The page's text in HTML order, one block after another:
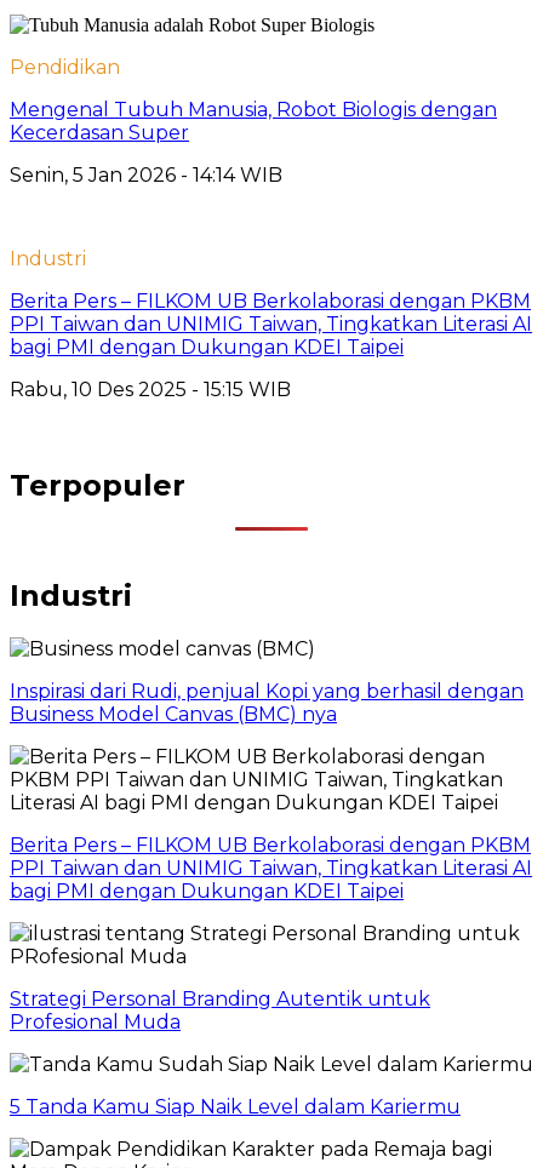
Pendidikan
Mengenal Tubuh Manusia, Robot Biologis dengan
Kecerdasan Super
Senin, 5 Jan 2026 - 14:14 WIB
Industri
Berita Pers – FILKOM UB Berkolaborasi dengan PKBM
PPI Taiwan dan UNIMIG Taiwan, Tingkatkan Literasi AI
bagi PMI dengan Dukungan KDEI Taipei
Rabu, 10 Des 2025 - 15:15 WIB
Terpopuler
Industri
Inspirasi dari Rudi, penjual Kopi yang berhasil dengan
Business Model Canvas (BMC) nya
Berita Pers – FILKOM UB Berkolaborasi dengan PKBM
PPI Taiwan dan UNIMIG Taiwan, Tingkatkan Literasi AI
bagi PMI dengan Dukungan KDEI Taipei
Strategi Personal Branding Autentik untuk
Profesional Muda
5 Tanda Kamu Siap Naik Level dalam Kariermu